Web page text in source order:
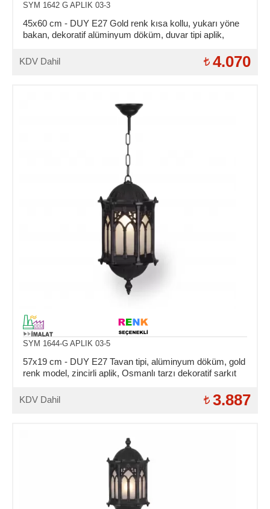
SYM 1642 G APLIK 03-3
45x60 cm - DUY E27 Gold renk kısa kollu, yukarı yöne
bakan, dekoratif alüminyum döküm, duvar tipi aplik,
KDV Dahil
4.070
SYM 1644-G APLIK 03-5
57x19 cm - DUY E27 Tavan tipi, alüminyum döküm, gold
renk model, zincirli aplik, Osmanlı tarzı dekoratif sarkıt
KDV Dahil
3.887